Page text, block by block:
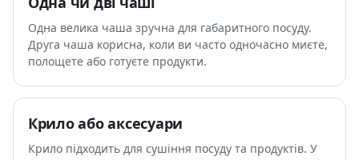
Одна велика чаша зручна для габаритного посуду.
Друга чаша корисна, коли ви часто одночасно миєте,
полощете або готуєте продукти.
Крило або аксесуари
Крило підходить для сушіння посуду та продуктів. У